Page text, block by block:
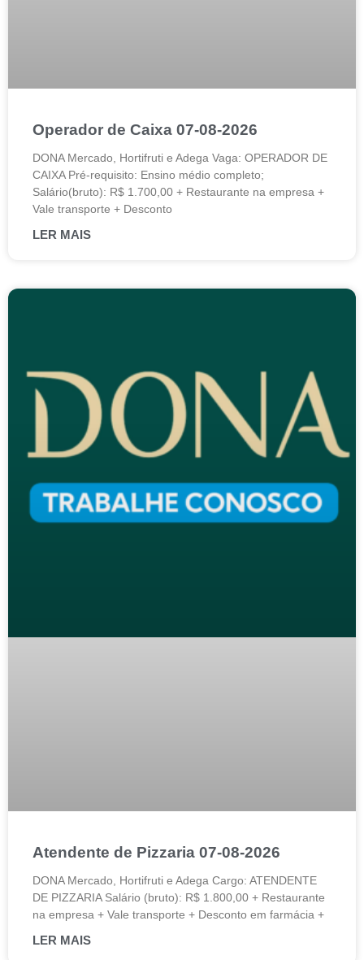
Operador de Caixa 07-08-2026
DONA Mercado, Hortifruti e Adega Vaga: OPERADOR DE
CAIXA Pré-requisito: Ensino médio completo;
Salário(bruto): R$ 1.700,00 + Restaurante na empresa +
Vale transporte + Desconto
LER MAIS
Atendente de Pizzaria 07-08-2026
DONA Mercado, Hortifruti e Adega Cargo: ATENDENTE
DE PIZZARIA Salário (bruto): R$ 1.800,00 + Restaurante
na empresa + Vale transporte + Desconto em farmácia +
LER MAIS